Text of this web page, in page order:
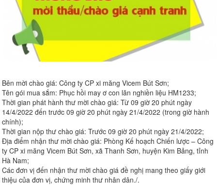
Bên mời chào giá: Công ty CP xi măng Vicem Bút Sơn;
Tên gói mua sắm: Phục hồi may ơ con lăn nghiền liệu HM1233;
Thời gian phát hành thư mời chào giá: Từ 09 giờ 20 phút ngày
14/4/2022 đến trước 09 giờ 20 phút ngày 21/4/2022 (trong giờ hành
chính);
Thời gian nộp thư chào giá: Trước 09 giờ 20 phút ngày 21/4/2022;
Địa điểm nhận thư mời chào giá: Phòng Kế hoạch Chiến lược – Công
ty CP xi măng Vicem Bút Sơn, xã Thanh Sơn, huyện Kim Bảng, tỉnh
Hà Nam;
Các đơn vị đến nhận thư mời chào giá đề nghị mang theo giấy giới
thiệu của đơn vị, chứng minh thư nhân dân./.